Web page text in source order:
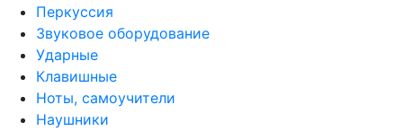
Перкуссия
Звуковое оборудование
Ударные
Клавишные
Ноты, самоучители
Наушники